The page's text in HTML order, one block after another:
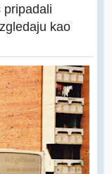
pripadali
kao